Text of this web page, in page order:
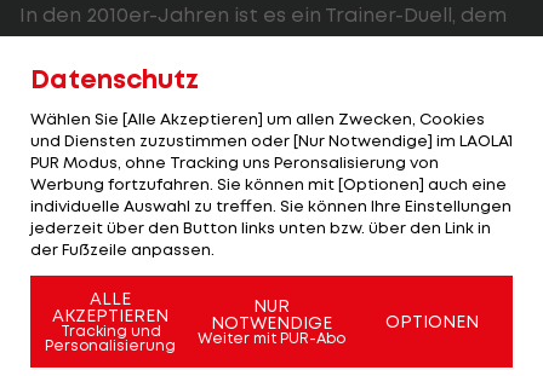
In den 2010er-Jahren ist es ein Trainer-Duell, dem
Guardiola gegen Mourinho.
Noch vor den hitzigen Clasico-Duellen kommt es
2010 im Halbfinale der UEFA Champions League
zum ersten großen Gipfeltreffen der beiden
Trainer-Giganten in einem K.o.-Duell.
Peps "absoluter Fußball" gegen Mourinhos "Anti-
Tiki-Taka". Der vielleicht beste FC Barcelona aller
Zeiten gegen Triple-Sieger Inter Mailand.
Datenschutz
Wählen Sie [Alle Akzeptieren] um allen Zwecken, Cookies
und Diensten zuzustimmen oder [Nur Notwendige] im LAOLA1
PUR Modus, ohne Tracking uns Peronsalisierung von
Werbung fortzufahren. Sie können mit [Optionen] auch eine
individuelle Auswahl zu treffen. Sie können Ihre Einstellungen
jederzeit über den Button links unten bzw. über den Link in
der Fußzeile anpassen.
ALLE
AKZEPTIEREN
Tracking und
Personalisierung
NUR
NOTWENDIGE
Weiter mit PUR-Abo
OPTIONEN